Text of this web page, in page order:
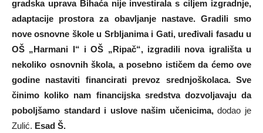
gradska uprava Bihaća nije investirala s ciljem izgradnje,
adaptacije prostora za obavljanje nastave. Gradili smo
nove osnovne škole u Srbljanima i Gati, uređivali fasadu u
OŠ „Harmani I“ i OŠ „Ripač“, izgradili nova igrališta u
nekoliko osnovnih škola, a posebno ističem da ćemo ove
godine nastaviti financirati prevoz srednjoškolaca. Sve
činimo koliko nam financijska sredstva dozvoljavaju da
poboljšamo standard i uslove našim učenicima,dodao je
Zulić. Esad Š.